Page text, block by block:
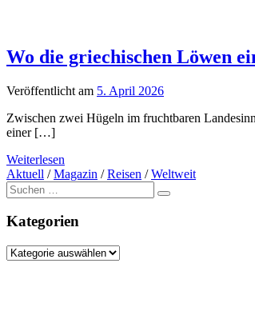
Wo die griechischen Löwen
Veröffentlicht am 5. April 2026
Zwischen zwei Hügeln im fruchtbaren
einer […]
Weiterlesen
Aktuell /Magazin /Reisen /Weltweit
Suche
nach:
Kategorien
Kategorien